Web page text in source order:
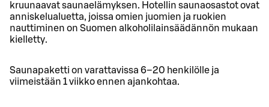
kruunaavat saunaelämyksen. Hotellin saunaosastot ovat
anniskelualuetta, joissa omien juomien ja ruokien
nauttiminen on Suomen alkoholilainsäädännön mukaan
kielletty.
Saunapaketti on varattavissa 6–20 henkilölle ja
viimeistään 1 viikko ennen ajankohtaa.